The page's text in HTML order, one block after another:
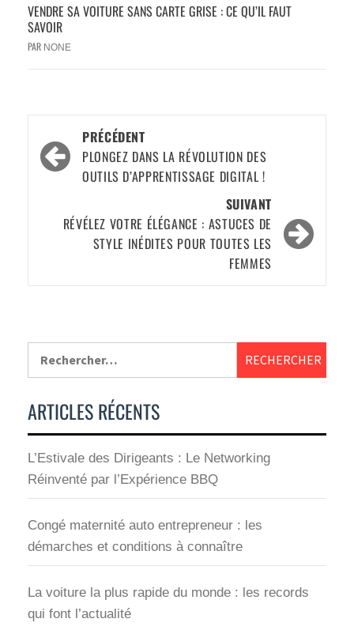
VENDRE SA VOITURE SANS CARTE GRISE : CE QU’IL FAUT
SAVOIR
PAR NONE
PRÉCÉDENT
PLONGEZ DANS LA RÉVOLUTION DES
OUTILS D’APPRENTISSAGE DIGITAL !
SUIVANT
RÉVÉLEZ VOTRE ÉLÉGANCE : ASTUCES DE
STYLE INÉDITES POUR TOUTES LES
FEMMES
ARTICLES RÉCENTS
L’Estivale des Dirigeants : Le Networking
Réinventé par l’Expérience BBQ
Congé maternité auto entrepreneur : les
démarches et conditions à connaître
La voiture la plus rapide du monde : les records
qui font l’actualité